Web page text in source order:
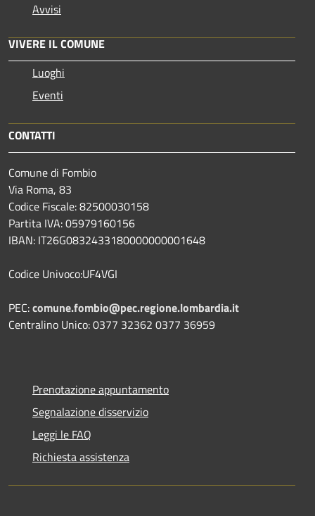
Avvisi
VIVERE IL COMUNE
Luoghi
Eventi
CONTATTI
Comune di Fombio
Via Roma, 83
Codice Fiscale: 82500030158
Partita IVA: 05979160156
IBAN: IT26G0832433180000000001648
Codice Univoco:UF4VGI
PEC:comune.fombio@pec.regione.lombardia.it
Centralino Unico: 0377 32362 0377 36959
Prenotazione appuntamento
Segnalazione disservizio
Leggi le FAQ
Richiesta assistenza